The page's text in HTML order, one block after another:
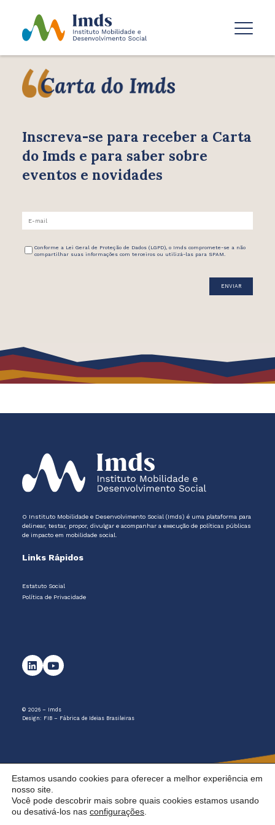
Inscreva-se para receber a Carta
do Imds e para saber sobre
eventos e novidades
Conforme a Lei Geral de Proteção de Dados (LGPD), o Imds compromete-se a não
compartilhar suas informações com terceiros ou utilizá-las para SPAM.
O Instituto Mobilidade e Desenvolvimento Social (Imds) é uma plataforma para
delinear, testar, propor, divulgar e acompanhar a execução de políticas públicas
de impacto em mobilidade social.
Links Rápidos
Estatuto Social
Política de Privacidade
© 2026 – Imds
Design: FIB – Fábrica de Ideias Brasileiras
Estamos usando cookies para oferecer a melhor experiência em
nosso site.
Você pode descobrir mais sobre quais cookies estamos usando
ou desativá-los nas configurações